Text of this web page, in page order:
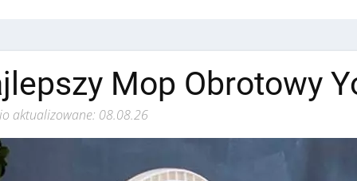
Mop Obrotowy
aktualizowane: 08.08.26